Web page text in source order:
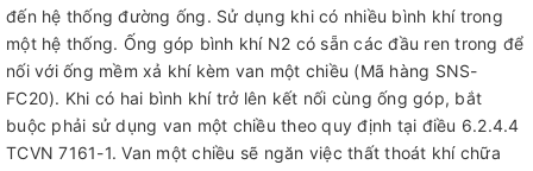
đến hệ thống đường ống. Sử dụng khi có nhiều bình khí trong
một hệ thống. Ống góp bình khí N2 có sẵn các đầu ren trong để
nối với ống mềm xả khí kèm van một chiều (Mã hàng SNS-
FC20). Khi có hai bình khí trở lên kết nối cùng ống góp, bắt
buộc phải sử dụng van một chiều theo quy định tại điều 6.2.4.4
TCVN 7161-1. Van một chiều sẽ ngăn việc thất thoát khí chữa